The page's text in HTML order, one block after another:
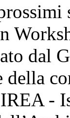
dal
della
-